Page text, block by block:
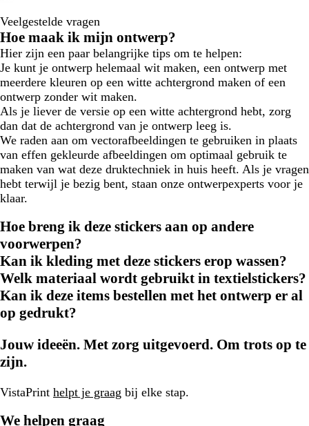
Veelgestelde vragen
Hoe maak ik mijn ontwerp?
Hier zijn een paar belangrijke tips om te helpen:
Je kunt je ontwerp helemaal wit maken, een ontwerp met
meerdere kleuren op een witte achtergrond maken of een
ontwerp zonder wit maken.
Als je liever de versie op een witte achtergrond hebt, zorg
dan dat de achtergrond van je ontwerp leeg is.
We raden aan om vectorafbeeldingen te gebruiken in plaats
van effen gekleurde afbeeldingen om optimaal gebruik te
maken van wat deze druktechniek in huis heeft. Als je vragen
hebt terwijl je bezig bent, staan onze ontwerpexperts voor je
klaar.
Hoe breng ik deze stickers aan op andere
voorwerpen?
Kan ik kleding met deze stickers erop wassen?
Welk materiaal wordt gebruikt in textielstickers?
Kan ik deze items bestellen met het ontwerp er al
op gedrukt?
Jouw ideeën. Met zorg uitgevoerd. Om trots op te
zijn.
VistaPrint helpt je graag bij elke stap.
We helpen graag